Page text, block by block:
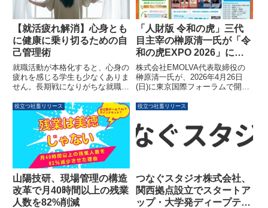
【就活疲れ解消】心身とも
に健康に乗り切るための自
己管理術
就職活動が本格化すると、心身の
疲れを感じる学生も少なくありま
せん。長期戦になりがちな就職活
己管理が重要です。本記事では、
日々のルーティンやスケジュール
設計を通じて、無理なく就職活動
を進めるための方法をご紹介しま
す。
「人財版 令和の虎」三代
目主宰の榊󠄀原清一氏が「令
和の虎EXPO 2026」に出
演、ビジネス×SNSの最前
線を発信
株式会社EMOLVA代表取締役の
榊󠄀原清一氏が、2026年4月26日
(日)に東京国際フォーラムで開催
に出演します。SNSマーケティ
て、企業の成長を加速させる
「SNSブランディング」の真髄
を提言する予定です。
役立つ社畜リリース
山陽技研、現場管理の構造
改革で月40時間以上の残業
人数を82%削減
役立つ社畜リリース
つなぐスタジオ株式会社、
関西拠点設立でスタートア
ップ・大学発ディープテッ